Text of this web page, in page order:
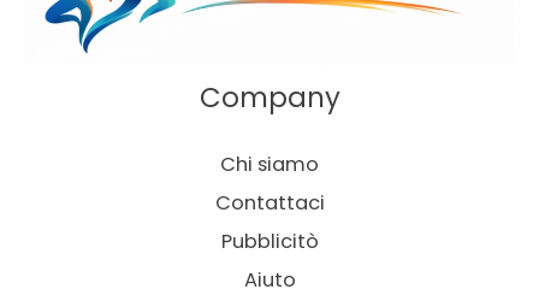
Company
Chi siamo
Contattaci
Pubblicitò
Aiuto